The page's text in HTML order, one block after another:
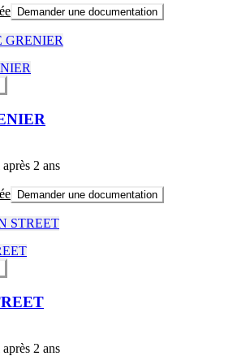
Demander une documentation
2 ans
Demander une documentation
2 ans